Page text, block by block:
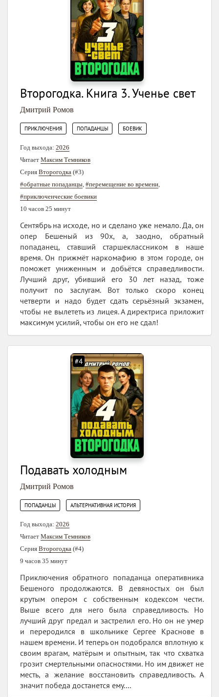
Второгодка. Книга 3. Ученье свет
Дмитрий Ромов
ПРИКЛЮЧЕНИЯ ПОПАДАНЦЫ БОЕВИК
Год выхода: 2026
Читает Максим Темников
Серия Второгодка (#3)
#обратные попаданцы, #перемещение во времени,
#приключенческие боевики
10 часов 25 минут
Сентябрь на исходе, но и сделано уже немало. Да, он
опер Бешеный из 90х, а, заодно, обратный
попаданец, ставший старшеклассником в наше
время. Он прижмёт наркомафию в этом городе, он
поможет униженным и добьётся справедливости.
Лучший друг, убивший его 30 лет назад, тоже
получит по заслугам. Вот только скоро конец
четверти и надо будет сдать серьёзный экзамен,
чтобы не вылететь из лицея. А директриса приложит
максимум усилий, чтобы он его не сдал!
#4
Подавать холодным
Дмитрий Ромов
ПОПАДАНЦЫ АЛЬТЕРНАТИВНАЯ ИСТОРИЯ
Год выхода: 2026
Читает Максим Темников
Серия Второгодка (#4)
9 часов 35 минут
Приключения обратного попаданца оперативника
Бешеного продолжаются. В девяностых он был
крутым опером с собственным кодексом чести.
Выше всего для него была справедливость. Но
лучший друг предал и застрелил его. Но он не умер
и переродился в школьнике Сергее Краснове в
нашем времени. И теперь он подобрался вплотную к
своим врагам, матёрым и опытным, так что схватка
грозит смертельными опасностями. Но им движет не
месть, а желание восстановить справедливость. А
значит победа достанется ему....